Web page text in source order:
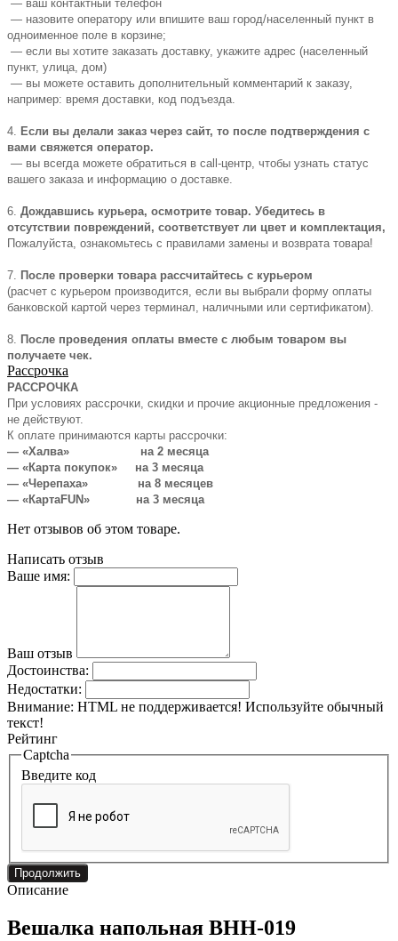
— ваш контактный телефон
— назовите оператору или впишите ваш город/населенный пункт в
одноименное поле в корзине;
— если вы хотите заказать доставку, укажите адрес (населенный
пункт, улица, дом)
— вы можете оставить дополнительный комментарий к заказу,
например: время доставки, код подъезда.
4.
Если вы делали заказ через сайт, то после подтверждения с
вами свяжется оператор.
— вы всегда можете обратиться в call-центр, чтобы узнать статус
вашего заказа и информацию о доставке.
6. Дождавшись курьера, осмотрите товар. Убедитесь в
отсутствии повреждений, соответствует ли цвет и комплектация,
Пожалуйста, ознакомьтесь с правилами замены и возврата товара!
7.
После проверки товара рассчитайтесь с курьером
(расчет с курьером производится, если вы выбрали форму оплаты
банковской картой через терминал, наличными или сертификатом).
8.
После проведения оплаты вместе с любым товаром вы
получаете чек.
Рассрочка
РАССРОЧКА
При условиях рассрочки, скидки и прочие акционные предложения -
не действуют.
К оплате принимаются карты рассрочки:
— «Халва» на 2 месяца
— «Карта покупок» на 3 месяца
— «Черепаха» на 8 месяцев
— «КартаFUN» на 3 месяца
Нет отзывов об этом товаре.
Написать отзыв
Ваше имя:
Ваш отзыв
Достоинства:
Недостатки:
Внимание: HTML не поддерживается! Используйте обычный
текст!
Рейтинг
Captcha
Введите код
Продолжить
Описание
Вешалка напольная ВНН-019